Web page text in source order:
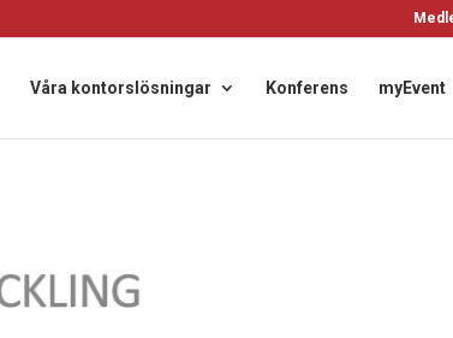
Våra kontorslösningar Konferens myEvent